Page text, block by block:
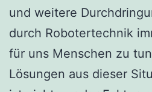
und weitere
durch Robotertechnik
für uns Menschen zu
Lösungen aus dieser